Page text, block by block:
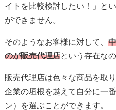
イトを比較検討したい！」と
ができません。
そのようなお客様に対して、
のが販売代理店という存在なの
販売代理店は色々な商品を取
企業の垣根を越えて自分に一
ン）を選ぶことができます。